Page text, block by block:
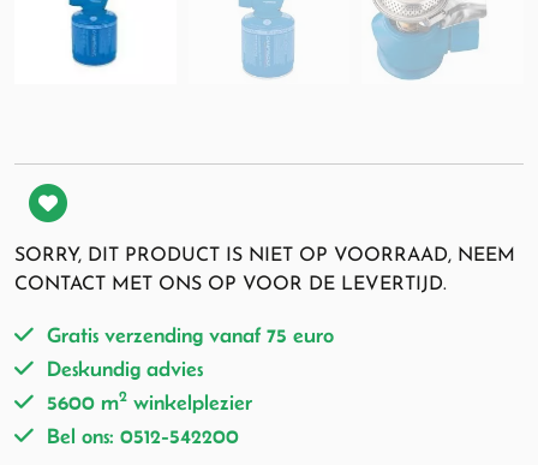
SORRY, DIT PRODUCT IS NIET OP VOORRAAD, NEEM
CONTACT MET ONS OP VOOR DE LEVERTIJD.
Gratis verzending vanaf 75 euro
Deskundig advies
5600 m2 winkelplezier
Bel ons: 0512-542200